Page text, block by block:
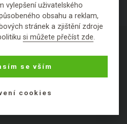
vylepšení uživatelského
obsahu a reklam,
stránek a zjištění zdroje
si můžete přečíst zde.
se vším
cookies